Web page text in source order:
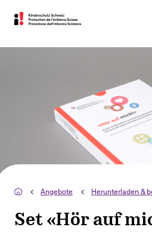
Angebote Herunterladen &
Set «Hör auf